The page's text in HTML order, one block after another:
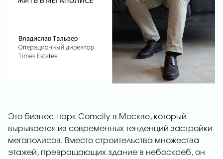
Это бизнес-парк Comcity в Москве, который
вырывается из современных тенденций застройки
мегаполисов. Вместо строительства множества
этажей, превращающих здание в небоскреб, он